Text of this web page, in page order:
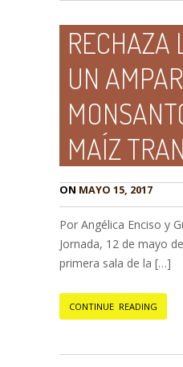
RECHAZA
UN
MAÍZ
ON MAYO 15, 2017
Por Angélica Enciso y
Jornada, 12 de mayo
primera sala de la […]
CONTINUE READING